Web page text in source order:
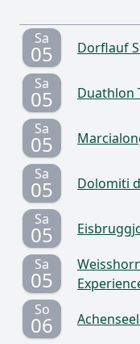
Sa
05
Dorflauf
Sa
05
Duathlon
Sa
05
Sa
05
Dolomiti
Sa
05
Sa
05
So
06